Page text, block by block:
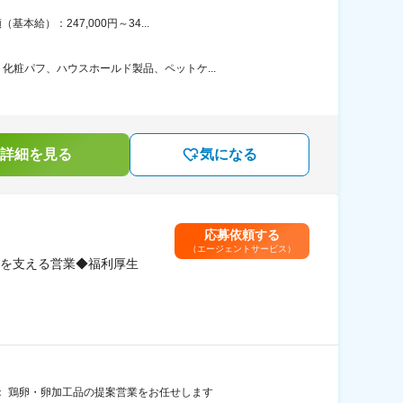
基本給）：247,000円～34...
粧パフ、ハウスホールド製品、ペットケ...
細を見る 気になる
支える営業◆福利厚生
応募依頼する
（エージェントサービス）
鶏卵・卵加工品の提案営業をお任せします